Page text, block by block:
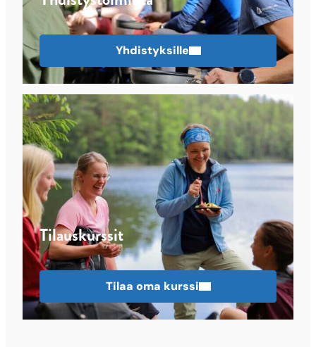
Yhdistyksille
Tilauskurssit
Tilaa oma kurssi